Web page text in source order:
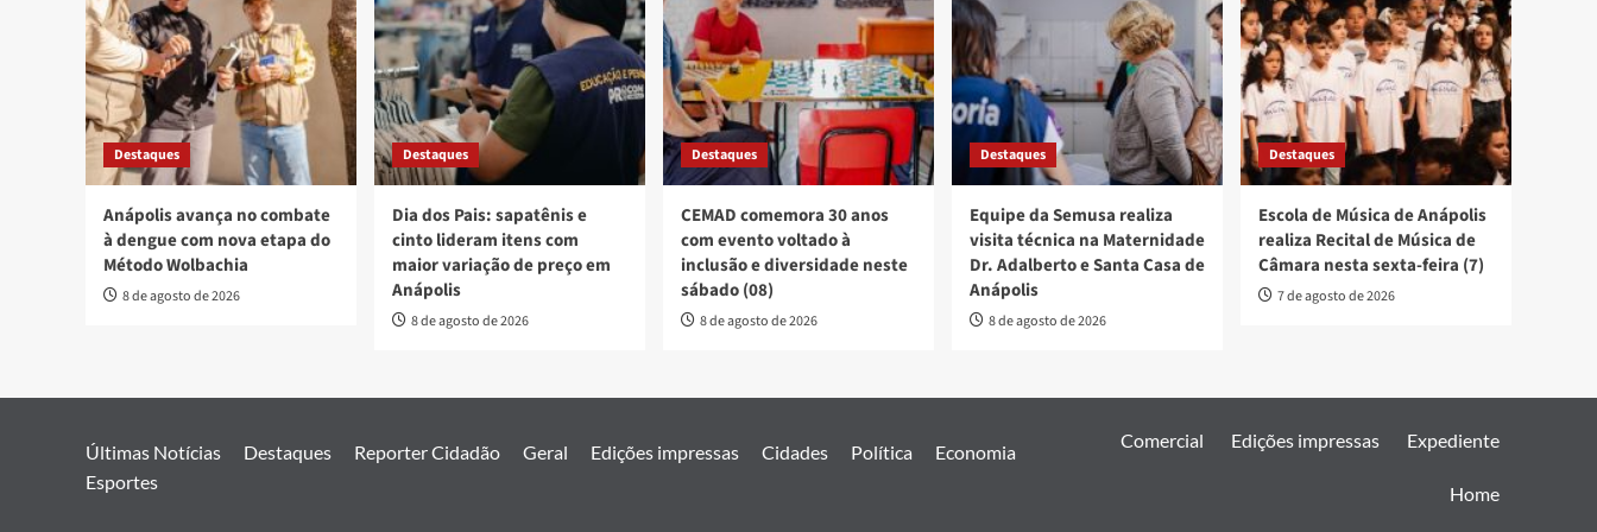
Destaques
Anápolis avança no combate
à dengue com nova etapa do
Método Wolbachia
8 de agosto de 2026
Destaques
Dia dos Pais: sapatênis e
cinto lideram itens com
maior variação de preço em
Anápolis
8 de agosto de 2026
Destaques
CEMAD comemora 30 anos
com evento voltado à
inclusão e diversidade neste
sábado (08)
8 de agosto de 2026
Destaques
Equipe da Semusa realiza
visita técnica na Maternidade
Dr. Adalberto e Santa Casa de
Anápolis
8 de agosto de 2026
Destaques
Escola de Música de Anápolis
realiza Recital de Música de
Câmara nesta sexta-feira (7)
7 de agosto de 2026
Últimas Notícias Destaques Reporter Cidadão Geral Edições impressas Cidades Política
Economia
Esportes
Comercial Edições impressas Expediente
Home